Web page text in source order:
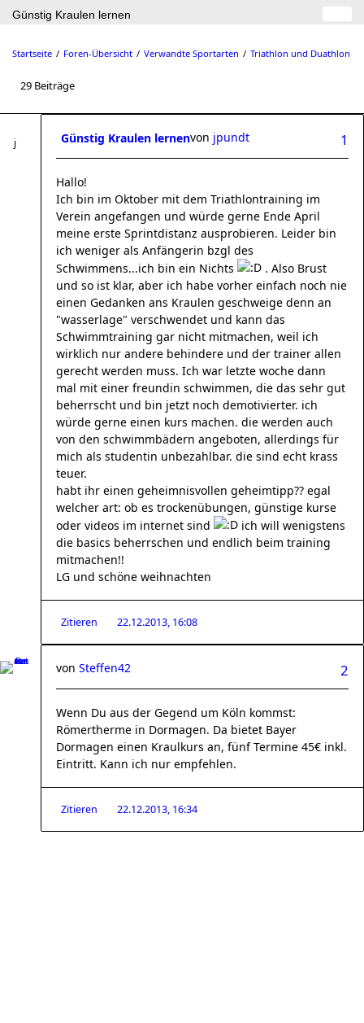
Günstig Kraulen lernen
Startseite Foren-Übersicht Verwandte Sportarten Triathlon und Duathlon
29 Beiträge
Günstig Kraulen lernen 1
von jpundt
Hallo!
Ich bin im Oktober mit dem Triathlontraining im
Verein angefangen und würde gerne Ende April
meine erste Sprintdistanz ausprobieren. Leider bin
ich weniger als Anfängerin bzgl des
Schwimmens...ich bin ein Nichts
. Also Brust
und so ist klar, aber ich habe vorher einfach noch nie
einen Gedanken ans Kraulen geschweige denn an
"wasserlage" verschwendet und kann das
Schwimmtraining gar nicht mitmachen, weil ich
wirklich nur andere behindere und der trainer allen
gerecht werden muss. Ich war letzte woche dann
mal mit einer freundin schwimmen, die das sehr gut
beherrscht und bin jetzt noch demotivierter. ich
würde gerne einen kurs machen. die werden auch
von den schwimmbädern angeboten, allerdings für
mich als studentin unbezahlbar. die sind echt krass
teuer.
habt ihr einen geheimnisvollen geheimtipp?? egal
welcher art: ob es trockenübungen, günstige kurse
oder videos im internet sind
ich will wenigstens
die basics beherrschen und endlich beim training
mitmachen!!
LG und schöne weihnachten
Zitieren 22.12.2013, 16:08
2
von Steffen42
Wenn Du aus der Gegend um Köln kommst:
Römertherme in Dormagen. Da bietet Bayer
Dormagen einen Kraulkurs an, fünf Termine 45€ inkl.
Eintritt. Kann ich nur empfehlen.
Zitieren 22.12.2013, 16:34